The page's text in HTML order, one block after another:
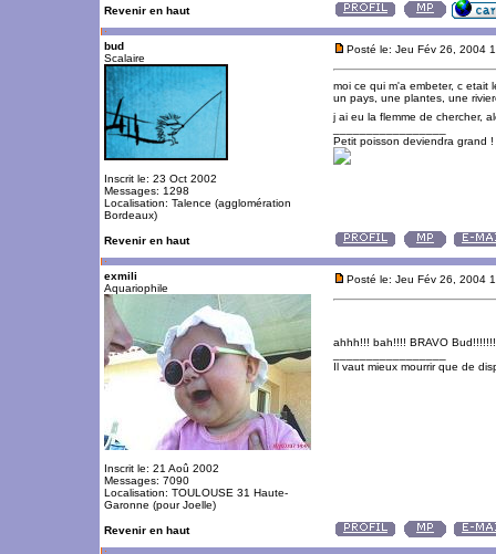
Revenir en haut
bud
Scalaire
Inscrit le: 23 Oct 2002
Messages: 1298
Localisation: Talence (agglomération
Bordeaux)
Posté le: Jeu Fév 26, 2004
moi ce qui m'a embeter, c etait
un pays, une plantes, une
j ai eu la flemme de chercher,
Petit poisson deviendra grand !
Revenir en haut
exmili
Aquariophile
Inscrit le: 21 Aoû 2002
Messages: 7090
Localisation: TOULOUSE 31 Haute-
Garonne (pour Joelle)
Posté le: Jeu Fév 26, 2004
ahhh!!! bah!!!! BRAVO
Il vaut mieux mourrir que de
Revenir en haut